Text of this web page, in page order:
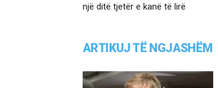
një ditë tjetër e kanë të lirë
ARTIKUJ TË NGJASHËM